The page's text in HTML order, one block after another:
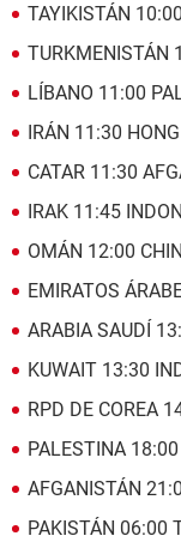
TAYIKISTÁN
TURKMENISTÁN
LÍBANO 11:00
IRÁN 11:30
CATAR 11:30
IRAK 11:45
OMÁN 12:00
EMIRATOS
ARABIA SAUDÍ
KUWAIT 13:30
RPD DE COREA
PALESTINA
AFGANISTÁN
PAKISTÁN 06:00